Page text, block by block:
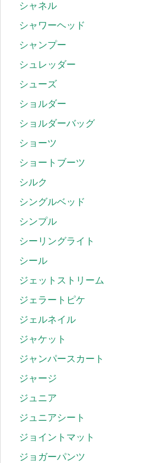
シャネル
シャワーヘッド
シャンプー
シュレッダー
シューズ
ショルダー
ショルダーバッグ
ショーツ
ショートブーツ
シルク
シングルベッド
シンプル
シーリングライト
シール
ジェットストリーム
ジェラートピケ
ジェルネイル
ジャケット
ジャンパースカート
ジャージ
ジュニア
ジュニアシート
ジョイントマット
ジョガーパンツ